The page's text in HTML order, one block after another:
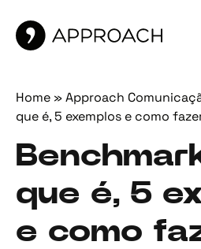
Home » Approach
que é, 5 exemplos e como
que é, 5
e como